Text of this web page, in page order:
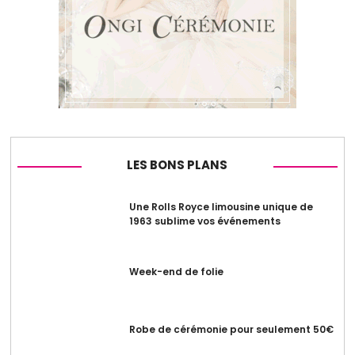
LES BONS PLANS
Une Rolls Royce limousine unique de
1963 sublime vos événements
Week-end de folie
Robe de cérémonie pour seulement 50€